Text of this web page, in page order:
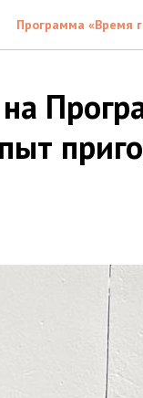
Программа «Время